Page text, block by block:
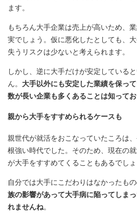
ます。
もちろん大手企業は売上が高いため、
実でしょう。仮に悪化したとしても、
失うリスクは少ないと考えられます。
しかし、逆に大手だけが安定している
ん。 大手以外にも安定した業績を保っ
数が長い企業も多くあることは知って
親から大手をすすめられるケースも
親世代が就活をおこなっていたころは
根強い時代でした。そのため、現在の
が大手をすすめてくることもあるでしょ
自分では大手にこだわりはなかったもの
族の影響があって大手病に陥ってしま
れませんね。